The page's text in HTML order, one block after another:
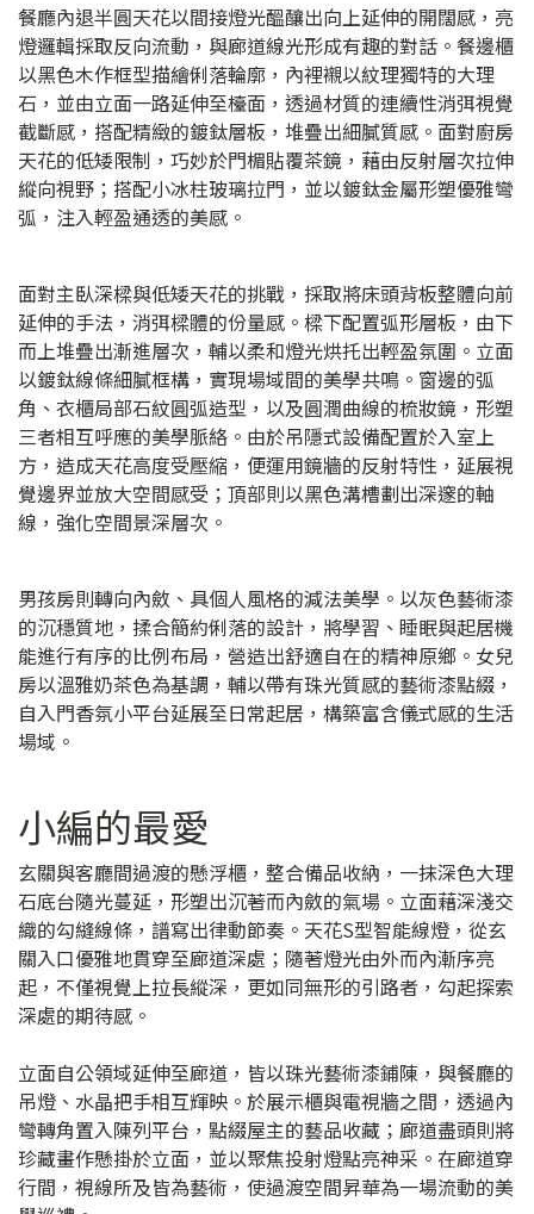
餐廳內退半圓天花以間接燈光醞釀出向上延伸的開闊感，亮
燈邏輯採取反向流動，與廊道線光形成有趣的對話。餐邊櫃
以黑色木作框型描繪俐落輪廓，內裡襯以紋理獨特的大理
石，並由立面一路延伸至檯面，透過材質的連續性消弭視覺
截斷感，搭配精緻的鍍鈦層板，堆疊出細膩質感。面對廚房
天花的低矮限制，巧妙於門楣貼覆茶鏡，藉由反射層次拉伸
縱向視野；搭配小冰柱玻璃拉門，並以鍍鈦金屬形塑優雅彎
弧，注入輕盈通透的美感。
面對主臥深樑與低矮天花的挑戰，採取將床頭背板整體向前
延伸的手法，消弭樑體的份量感。樑下配置弧形層板，由下
而上堆疊出漸進層次，輔以柔和燈光烘托出輕盈氛圍。立面
以鍍鈦線條細膩框構，實現場域間的美學共鳴。窗邊的弧
角、衣櫃局部石紋圓弧造型，以及圓潤曲線的梳妝鏡，形塑
三者相互呼應的美學脈絡。由於吊隱式設備配置於入室上
方，造成天花高度受壓縮，便運用鏡牆的反射特性，延展視
覺邊界並放大空間感受；頂部則以黑色溝槽劃出深邃的軸
線，強化空間景深層次。
男孩房則轉向內斂、具個人風格的減法美學。以灰色藝術漆
的沉穩質地，揉合簡約俐落的設計，將學習、睡眠與起居機
能進行有序的比例布局，營造出舒適自在的精神原鄉。女兒
房以溫雅奶茶色為基調，輔以帶有珠光質感的藝術漆點綴，
自入門香氛小平台延展至日常起居，構築富含儀式感的生活
場域。
小編的最愛
玄關與客廳間過渡的懸浮櫃，整合備品收納，一抹深色大理
石底台隨光蔓延，形塑出沉著而內斂的氣場。立面藉深淺交
織的勾縫線條，譜寫出律動節奏。天花S型智能線燈，從玄
關入口優雅地貫穿至廊道深處；隨著燈光由外而內漸序亮
起，不僅視覺上拉長縱深，更如同無形的引路者，勾起探索
深處的期待感。
立面自公領域延伸至廊道，皆以珠光藝術漆鋪陳，與餐廳的
吊燈、水晶把手相互輝映。於展示櫃與電視牆之間，透過內
彎轉角置入陳列平台，點綴屋主的藝品收藏；廊道盡頭則將
珍藏畫作懸掛於立面，並以聚焦投射燈點亮神采。在廊道穿
行間，視線所及皆為藝術，使過渡空間昇華為一場流動的美